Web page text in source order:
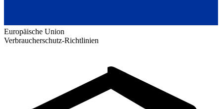
Europäische Union
Verbraucherschutz-Richtlinien